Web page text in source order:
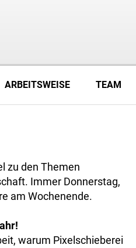
ARBEITSWEISE TEAM
zu den Themen
Immer Donnerstag,
am Wochenende.
warum Pixelschieberei